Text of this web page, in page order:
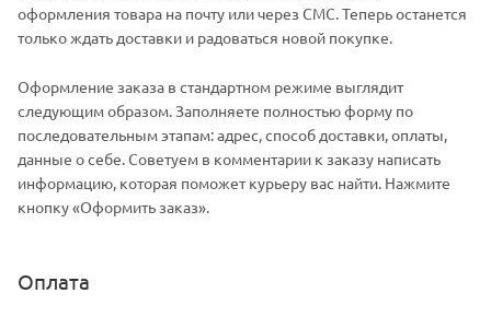
оформления товара на почту или через СМС. Теперь останется
только ждать доставки и радоваться новой покупке.
Оформление заказа в стандартном режиме выглядит
следующим образом. Заполняете полностью форму по
последовательным этапам: адрес, способ доставки, оплаты,
данные о себе. Советуем в комментарии к заказу написать
информацию, которая поможет курьеру вас найти. Нажмите
кнопку «Оформить заказ».
Оплата